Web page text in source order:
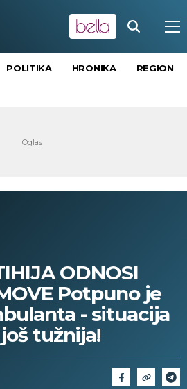
POLITIKA HRONIKA REGION
ODNOSI
Potpuno je
- situacija
tužnija!